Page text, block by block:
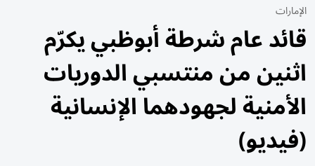
الإمارات
قائد عام شرطة أبوظبي يكرّم
اثنين من منتسبي الدوريات
الأمنية لجهودهما الإنسانية
(فيديو)